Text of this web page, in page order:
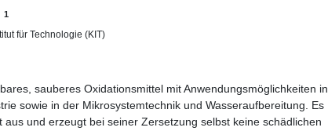
1
für Technologie (KIT)
sauberes Oxidationsmittel mit Anwendungsmöglichkeiten in
sowie in der Mikrosystemtechnik und Wasseraufbereitung. Es
und erzeugt bei seiner Zersetzung selbst keine schädlichen